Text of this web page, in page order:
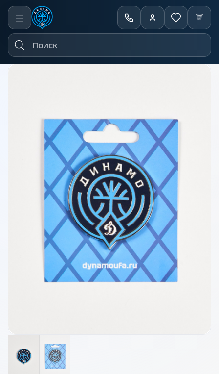
←Назад
Открыть фото